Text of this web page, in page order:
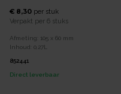
€ 8,30 per stuk
Verpakt per 6 stuks
Afmeting: 105 x 60 mm
Inhoud: 0,27L
852441
Direct leverbaar